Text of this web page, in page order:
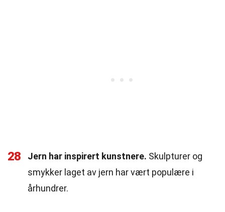
28 Jern har inspirert kunstnere. Skulpturer og
smykker laget av jern har vært populære i
århundrer.